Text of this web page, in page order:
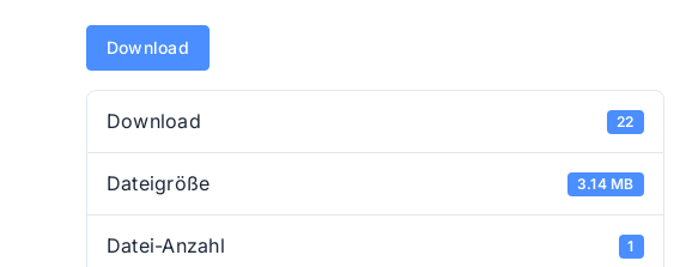
Download
Download 22
Dateigröße 3.14 MB
Datei-Anzahl 1